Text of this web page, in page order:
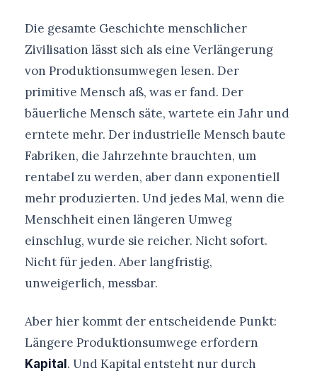
Die gesamte Geschichte menschlicher
Zivilisation lässt sich als eine Verlängerung
von Produktionsumwegen lesen. Der
primitive Mensch aß, was er fand. Der
bäuerliche Mensch säte, wartete ein Jahr und
erntete mehr. Der industrielle Mensch baute
Fabriken, die Jahrzehnte brauchten, um
rentabel zu werden, aber dann exponentiell
mehr produzierten. Und jedes Mal, wenn die
Menschheit einen längeren Umweg
einschlug, wurde sie reicher. Nicht sofort.
Nicht für jeden. Aber langfristig,
unweigerlich, messbar.
Aber hier kommt der entscheidende Punkt:
Längere Produktionsumwege erfordern
Kapital . Und Kapital entsteht nur durch